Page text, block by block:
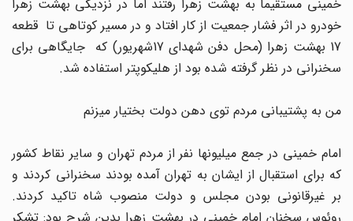
خمینی مستقیماً به بهشت زهرا رفتند اما در نزدیکی بهشت زهرا
خودرو در اثر فشار جمعیت از کار افتاد و در مسیر کوتاهی تا قطعه
17 بهشت زهرا (محل دفن شهدای 17شهریور) که جایگاهی برای
سخنرانی در نظر گرفته شده بود از هلیکوپتر استفاده شد.
من به پشتیبانی مردم توی دهن دولت بختیار میزنم
امام خمینی در جمع میلیونها نفر از مردم تهران و سایر نقاط کشور
که برای استقبال از ایشان به تهران آمده بودند سخنرانی کردند و
بر غیرقانونی بودن مجلس و دولت منصوب شاه تاکید کردند.